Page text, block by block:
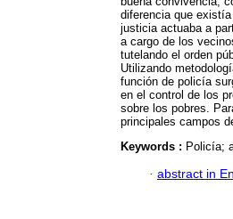
diferencia que
justicia actuaba a
a cargo de los
tutelando el orden
Utilizando
función de policía
en el control de los
sobre los pobres.
principales campos
Keywords : Policía;
· abstract in